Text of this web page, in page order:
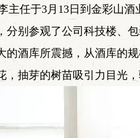
任于3月13日到金彩山酒
别参观了公司科技楼、
酒库所震撼，从酒库的
抽芽的树苗吸引力目光，